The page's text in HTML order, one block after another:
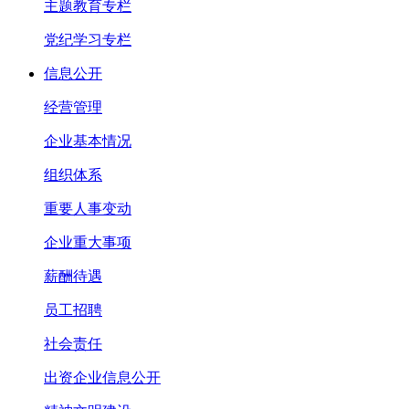
主题教育专栏
党纪学习专栏
信息公开
经营管理
企业基本情况
组织体系
重要人事变动
企业重大事项
薪酬待遇
员工招聘
社会责任
出资企业信息公开